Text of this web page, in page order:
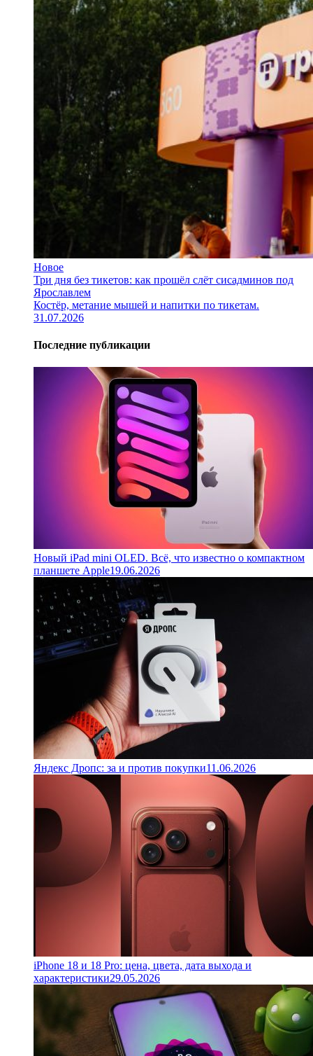
Новое
Три дня без тикетов: как прошёл слёт сисадминов под
Ярославлем
Костёр, метание мышей и напитки по тикетам.
31.07.2026
Последние публикации
Новый iPad mini OLED. Всё, что известно о компактном
планшете Apple19.06.2026
Яндекс Дропс: за и против покупки11.06.2026
iPhone 18 и 18 Pro: цена, цвета, дата выхода и
характеристики29.05.2026